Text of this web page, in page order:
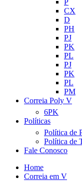
P
CX
D
PH
PJ
PK
PL
PJ
PK
PL
PM
Correia Poly V
6PK
Políticas
Política de
Política de
Fale Conosco
Home
Correia em V